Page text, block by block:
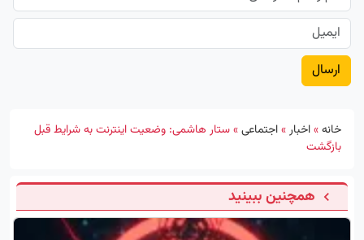
خانه»اخبار»اجتماعی»ستار هاشمی: وضعیت اینترنت به شرایط قبل
بازگشت
همچنین ببینید